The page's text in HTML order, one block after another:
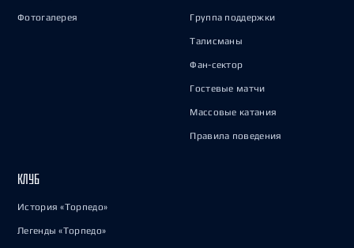
Фотогалерея Группа поддержки
Талисманы
Фан-сектор
Гостевые матчи
Массовые катания
Правила поведения
КЛУБ
История «Торпедо»
Легенды «Торпедо»